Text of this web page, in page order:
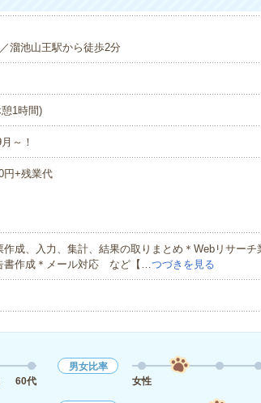
溜池山王駅から徒歩2分
1時間)
～！
+残業代
作成、入力、集計、結果の取りまとめ＊Webリサーチ
書作成＊メール対応 など【…つづきを見る
60代
男女比率
女性